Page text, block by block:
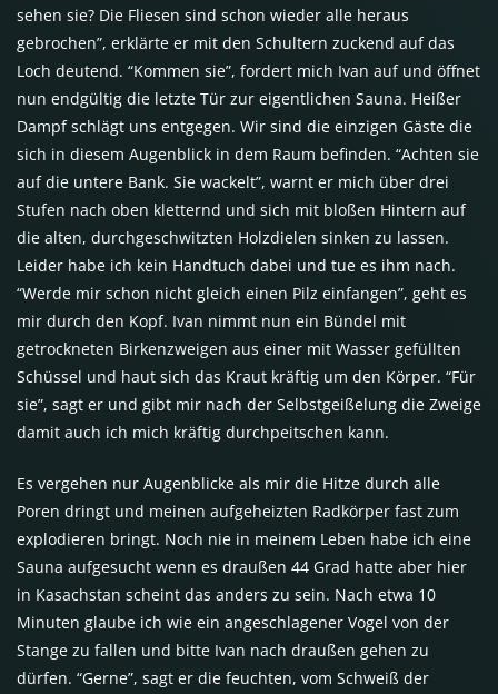
sehen sie? Die Fliesen sind schon wieder alle heraus
gebrochen”, erklärte er mit den Schultern zuckend auf das
Loch deutend. “Kommen sie”, fordert mich Ivan auf und öffnet
nun endgültig die letzte Tür zur eigentlichen Sauna. Heißer
Dampf schlägt uns entgegen. Wir sind die einzigen Gäste die
sich in diesem Augenblick in dem Raum befinden. “Achten sie
auf die untere Bank. Sie wackelt”, warnt er mich über drei
Stufen nach oben kletternd und sich mit bloßen Hintern auf
die alten, durchgeschwitzten Holzdielen sinken zu lassen.
Leider habe ich kein Handtuch dabei und tue es ihm nach.
“Werde mir schon nicht gleich einen Pilz einfangen”, geht es
mir durch den Kopf. Ivan nimmt nun ein Bündel mit
getrockneten Birkenzweigen aus einer mit Wasser gefüllten
Schüssel und haut sich das Kraut kräftig um den Körper. “Für
sie”, sagt er und gibt mir nach der Selbstgeißelung die Zweige
damit auch ich mich kräftig durchpeitschen kann.
Es vergehen nur Augenblicke als mir die Hitze durch alle
Poren dringt und meinen aufgeheizten Radkörper fast zum
explodieren bringt. Noch nie in meinem Leben habe ich eine
Sauna aufgesucht wenn es draußen 44 Grad hatte aber hier
in Kasachstan scheint das anders zu sein. Nach etwa 10
Minuten glaube ich wie ein angeschlagener Vogel von der
Stange zu fallen und bitte Ivan nach draußen gehen zu
dürfen. “Gerne”, sagt er die feuchten, vom Schweiß der